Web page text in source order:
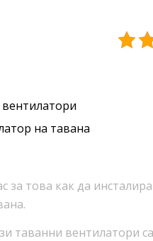
на тавана
това как да
таванни вентилатори